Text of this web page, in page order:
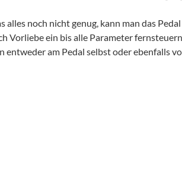
alles noch nicht genug, kann man das
Vorliebe ein bis alle Parameter
entweder am Pedal selbst oder ebenfalls